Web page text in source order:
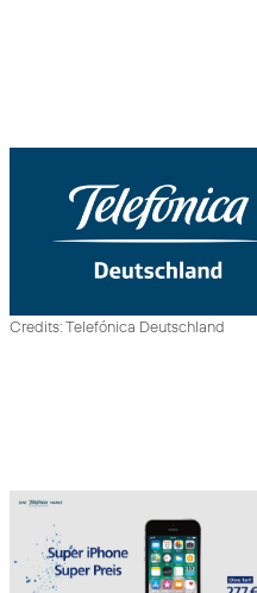
Credits: Telefónica Deutschland